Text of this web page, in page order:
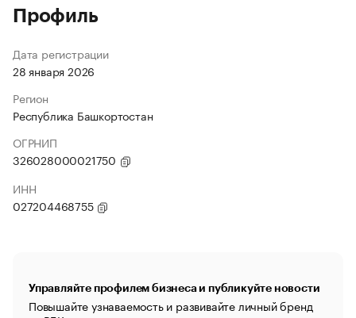
Профиль
Дата регистрации
28 января 2026
Регион
Республика Башкортостан
ОГРНИП
326028000021750
ИНН
027204468755
Управляйте профилем бизнеса и публикуйте новости
Повышайте узнаваемость и развивайте личный бренд